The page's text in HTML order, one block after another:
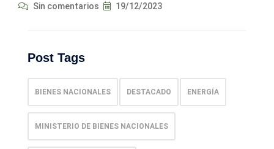
Sin comentarios 19/12/2023
Post Tags
BIENES NACIONALES DESTACADO ENERGÍA
MINISTERIO DE BIENES NACIONALES